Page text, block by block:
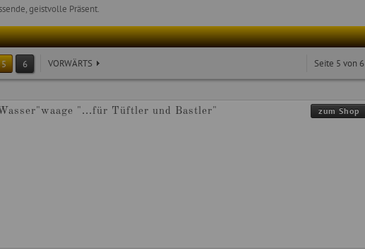
geistvolle Präsent.
Seite 5 von 6
5 6 VORWÄRTS
"...für Tüftler und Bastler" zum Shop